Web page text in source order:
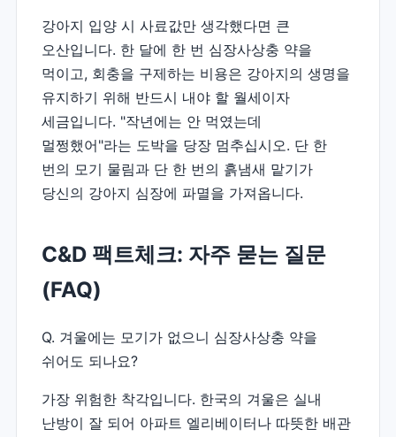
강아지 입양 시 사료값만 생각했다면 큰
오산입니다. 한 달에 한 번 심장사상충 약을
먹이고, 회충을 구제하는 비용은 강아지의 생명을
유지하기 위해 반드시 내야 할 월세이자
세금입니다. "작년에는 안 먹였는데
멀쩡했어"라는 도박을 당장 멈추십시오. 단 한
번의 모기 물림과 단 한 번의 흙냄새 맡기가
당신의 강아지 심장에 파멸을 가져옵니다.
C&D 팩트체크: 자주 묻는 질문
(FAQ)
Q. 겨울에는 모기가 없으니 심장사상충 약을
쉬어도 되나요?
가장 위험한 착각입니다. 한국의 겨울은 실내
난방이 잘 되어 아파트 엘리베이터나 따뜻한 배관